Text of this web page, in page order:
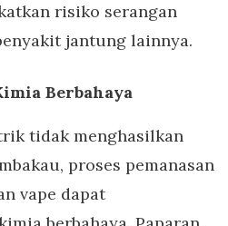
risiko serangan
jantung lainnya.
Berbahaya
tidak menghasilkan
proses pemanasan
vape dapat